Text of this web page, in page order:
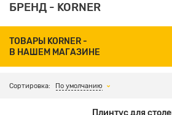
БРЕНД - KORNER
ТОВАРЫ KORNER -
В НАШЕМ МАГАЗИНЕ
Сортировка: По умолчанию
Плинтус для